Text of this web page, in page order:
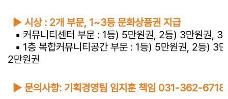
► 시상 : 2개 부문, 1~3등 문화상품권 지급
▪ 커뮤니티센터 부문 : 1등) 5만원권, 2등) 3만원권, 3
▪ 1층 복합커뮤니티공간 부문 : 1등) 5만원권, 2등) 3
2만원권
► 문의사항: 기획경영팀 임지훈 책임 031-362-6718